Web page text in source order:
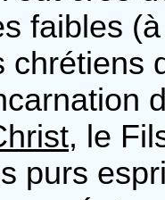
faibles
chrétiens
, le
purs